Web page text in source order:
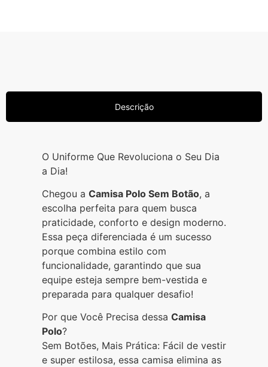
Descrição
O Uniforme Que Revoluciona o Seu Dia
a Dia!
Chegou a Camisa Polo Sem Botão, a
escolha perfeita para quem busca
praticidade, conforto e design moderno.
Essa peça diferenciada é um sucesso
porque combina estilo com
funcionalidade, garantindo que sua
equipe esteja sempre bem-vestida e
preparada para qualquer desafio!
Por que Você Precisa dessa Camisa
Polo?
Sem Botões, Mais Prática: Fácil de vestir
e super estilosa, essa camisa elimina as